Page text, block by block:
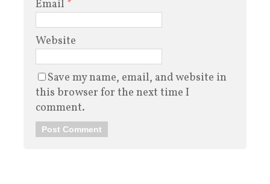
Email *
Website
Save my name, email, and website in
this browser for the next time I
comment.